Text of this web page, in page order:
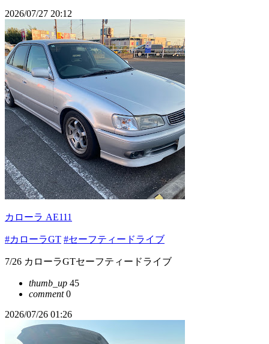
2026/07/27 20:12
カローラ AE111
#カローラGT #セーフティードライブ
7/26 カローラGTセーフティードライブ
thumb_up 45
comment0
2026/07/26 01:26